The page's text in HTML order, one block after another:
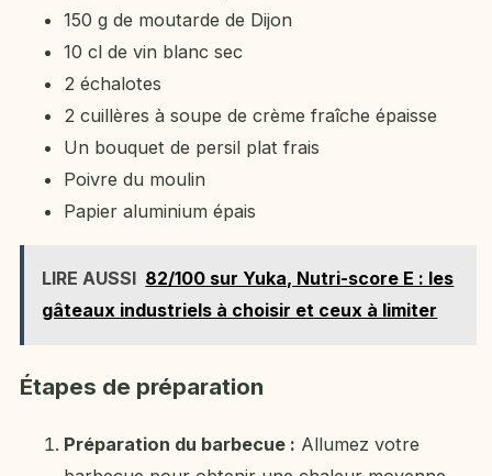
150 g de moutarde de Dijon
10 cl de vin blanc sec
2 échalotes
2 cuillères à soupe de crème fraîche épaisse
Un bouquet de persil plat frais
Poivre du moulin
Papier aluminium épais
LIRE AUSSI 82/100 sur Yuka, Nutri-score E : les
gâteaux industriels à choisir et ceux à limiter
Étapes de préparation
Préparation du barbecue : Allumez votre